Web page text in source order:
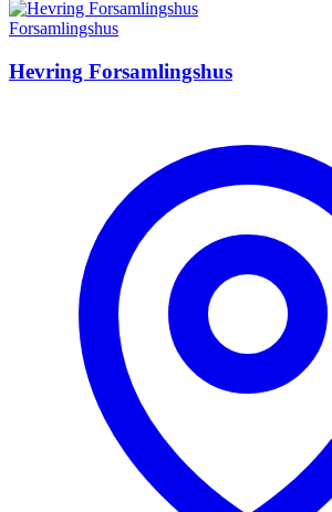
Forsamlingshus
Hevring Forsamlingshus